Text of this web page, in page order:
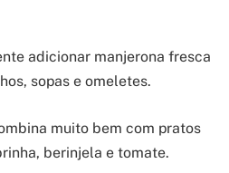
adicionar manjerona fresca
sopas e omeletes.
muito bem com pratos
berinjela e tomate.